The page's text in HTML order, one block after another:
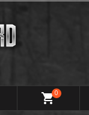
shopping_cart0